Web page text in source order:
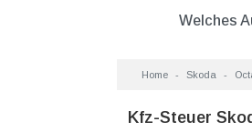
Welches
Home Skoda
Kfz-Steuer